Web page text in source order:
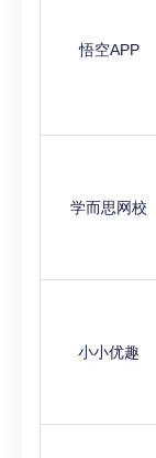
悟空APP
学而思网校
小小优趣